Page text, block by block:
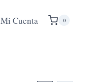
Mi Cuenta 0